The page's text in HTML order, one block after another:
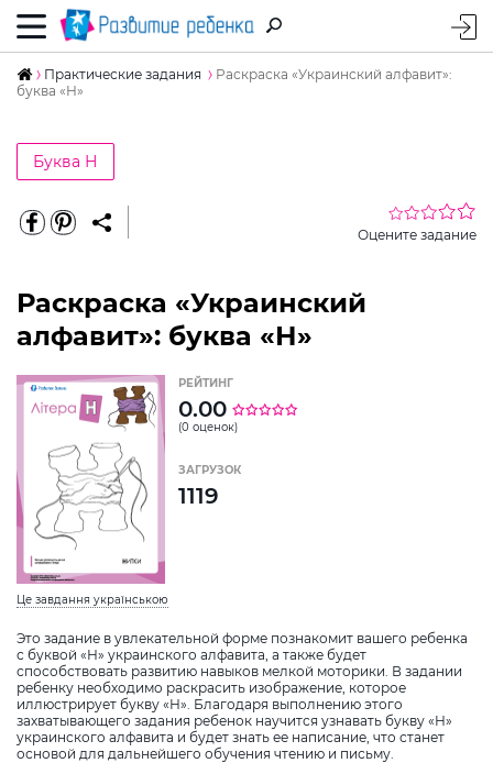
Практические задания
Раскраска «Украинский алфавит»:
буква «Н»
Буква Н
Оцените задание
Раскраска «Украинский
алфавит»: буква «Н»
Це завдання українською
Это задание в увлекательной форме познакомит вашего ребенка
с буквой «Н» украинского алфавита, а также будет
способствовать развитию навыков мелкой моторики. В задании
ребенку необходимо раскрасить изображение, которое
иллюстрирует букву «Н». Благодаря выполнению этого
захватывающего задания ребенок научится узнавать букву «Н»
украинского алфавита и будет знать ее написание, что станет
основой для дальнейшего обучения чтению и письму.
РЕЙТИНГ
0.00
(0 оценок)
ЗАГРУЗОК
1119